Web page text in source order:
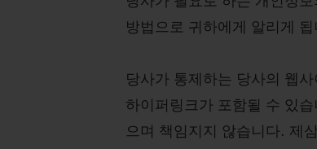
방법으로 귀하에게 알리게
당사가 통제하는 당사의 웹
하이퍼링크가 포함될 수 있
으며 책임지지 않습니다. 제